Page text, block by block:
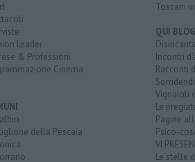
Leader
& Professioni
Cinema
della Pescaia
Toscani
QUI BLOG
Incontri
Racconti
Vignaioli
Le
Pagine
Psico-
VI
Le stelle